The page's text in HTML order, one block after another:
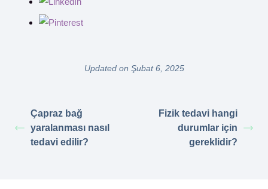
Updated on Şubat 6, 2025
Çapraz bağ
yaralanması nasıl
tedavi edilir?
Fizik tedavi hangi
durumlar için
gereklidir?